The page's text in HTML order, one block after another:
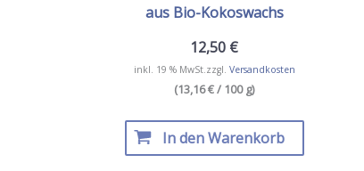
aus Bio-Kokoswachs
12,50 €
inkl. 19 % MwSt.zzgl. Versandkosten
(13,16 € / 100 g)
In den Warenkorb